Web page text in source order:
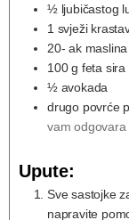
½ ljubičastog
1 svježi
20- ak maslina
100 g feta sira
½ avokada
drugo povrće
vam odgovara
Upute:
Sve sastojke
napravite